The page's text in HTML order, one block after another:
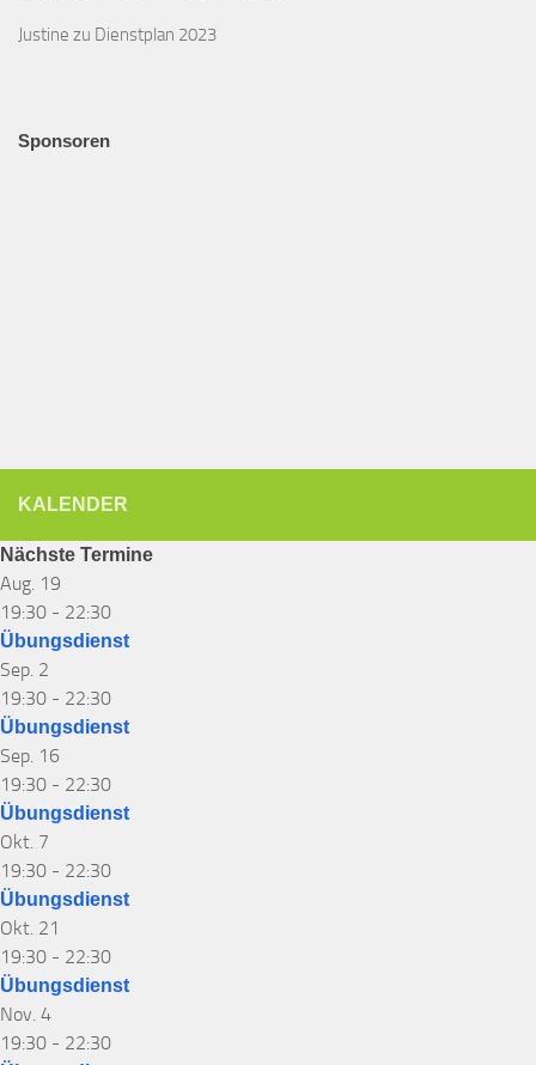
Justine zu Dienstplan 2023
Sponsoren
KALENDER
Nächste Termine
Aug. 19
19:30 - 22:30
Übungsdienst
Sep. 2
19:30 - 22:30
Übungsdienst
Sep. 16
19:30 - 22:30
Übungsdienst
Okt. 7
19:30 - 22:30
Übungsdienst
Okt. 21
19:30 - 22:30
Übungsdienst
Nov. 4
19:30 - 22:30